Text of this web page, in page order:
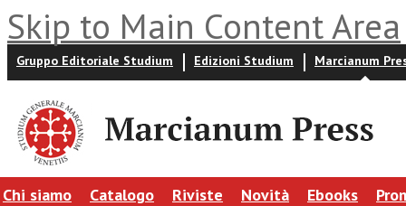
Skip to Main Content Area
Gruppo Editoriale Studium Edizioni Studium Marcianum
Chi siamo Catalogo Riviste Novità Ebooks